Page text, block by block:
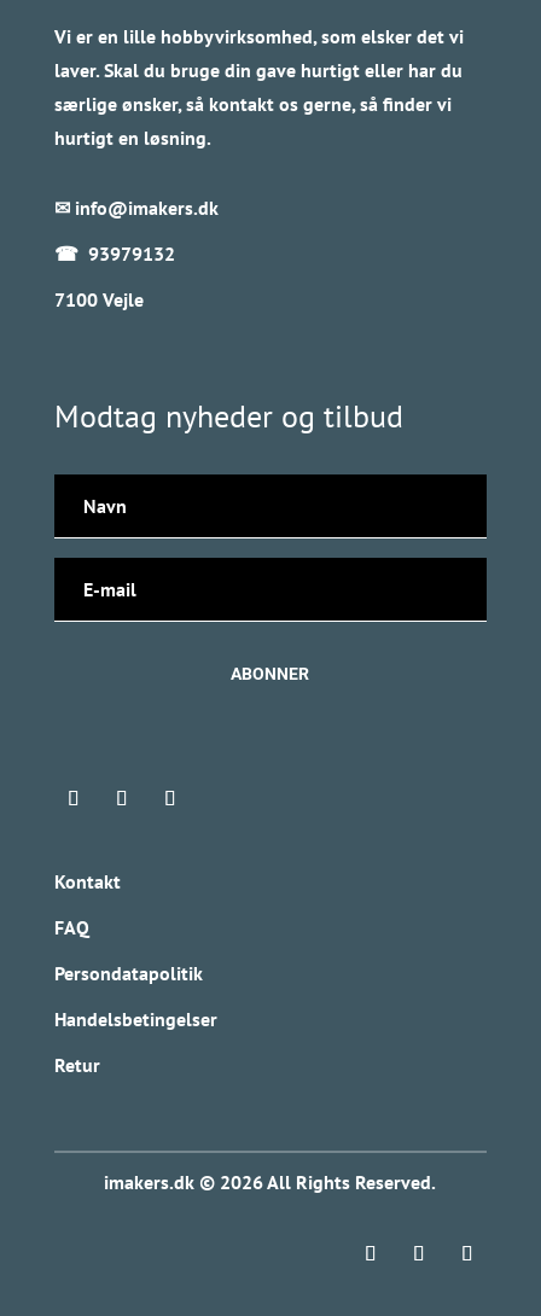
Vi er en lille hobbyvirksomhed, som elsker det vi
laver. Skal du bruge din gave hurtigt eller har du
særlige ønsker, så kontakt os gerne, så finder vi
hurtigt en løsning.
✉ info@imakers.dk
☎ 93979132
7100 Vejle
Modtag nyheder og tilbud
ABONNER
Kontakt
FAQ
Persondatapolitik
Handelsbetingelser
Retur
imakers.dk © 2026 All Rights Reserved.